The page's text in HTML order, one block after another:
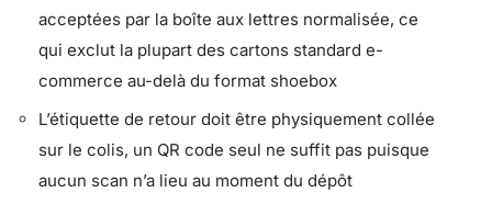
acceptées par la boîte aux lettres normalisée, ce
qui exclut la plupart des cartons standard e-
commerce au-delà du format shoebox
L’étiquette de retour doit être physiquement collée
sur le colis, un QR code seul ne suffit pas puisque
aucun scan n’a lieu au moment du dépôt